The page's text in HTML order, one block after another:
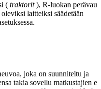
( traktorit ), R-luokan
laitteiksi säädetään
joka on suunniteltu ja
takia sovellu matkustajien